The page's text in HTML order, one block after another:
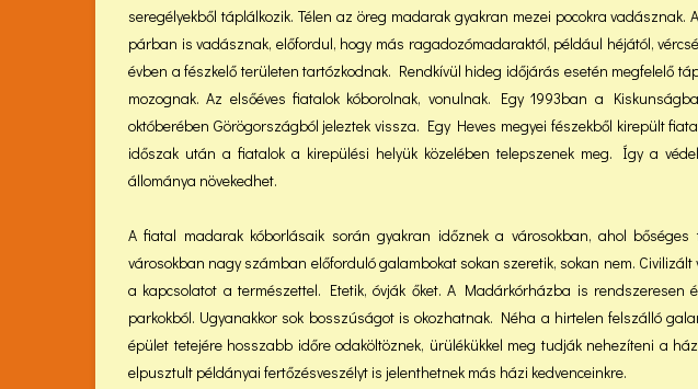
seregélyekből táplálkozik. Télen az öreg madarak gyakran mezei pocokra
párban is vadásznak, előfordul, hogy más ragadozómadaraktól, például héjától,
évben a fészkelő területen tartózkodnak. Rendkívül hideg időjárás esetén megfelelő
mozognak. Az elsőéves fiatalok kóborolnak, vonulnak. Egy 1993ban a
októberében Görögországból jeleztek vissza. Egy Heves megyei fészekből kirepült
időszak után a fiatalok a kirepülési helyük közelében telepszenek meg. Így a
állománya növekedhet.
A fiatal madarak kóborlásaik során gyakran időznek a városokban, ahol
városokban nagy számban előforduló galambokat sokan szeretik, sokan nem.
a kapcsolatot a természettel. Etetik, óvják őket. A Madárkórházba is rendszeresen
parkokból. Ugyanakkor sok bosszúságot is okozhatnak. Néha a hirtelen felszálló
épület tetejére hosszabb időre odaköltöznek, ürülékükkel meg tudják nehezíteni a
elpusztult példányai fertőzésveszélyt is jelenthetnek más házi kedvenceinkre.